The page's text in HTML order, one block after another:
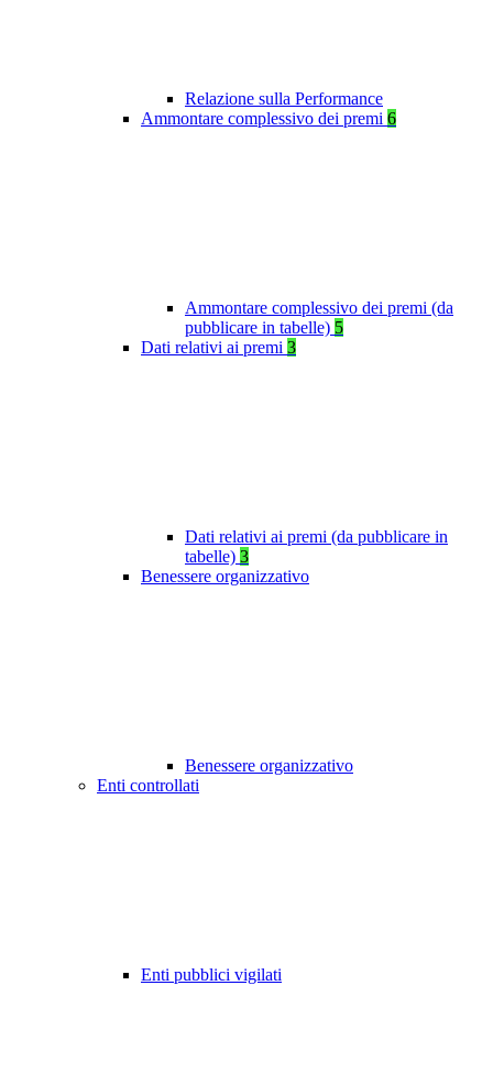
Relazione sulla Performance
Ammontare complessivo dei premi 6
Ammontare complessivo dei premi (da
pubblicare in tabelle) 5
Dati relativi ai premi 3
Dati relativi ai premi (da pubblicare in
tabelle) 3
Benessere organizzativo
Benessere organizzativo
Enti controllati
Enti pubblici vigilati